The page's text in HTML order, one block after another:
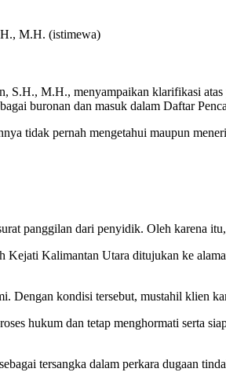
M.H. (istimewa)
M.H., menyampaikan klarifikasi atas
buronan dan masuk dalam Daftar
tidak pernah mengetahui maupun
panggilan dari penyidik. Oleh karena
Kalimantan Utara ditujukan ke
kondisi tersebut, mustahil klien
hukum dan tetap menghormati serta
tersangka dalam perkara dugaan